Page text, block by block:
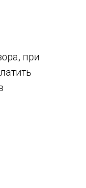
при